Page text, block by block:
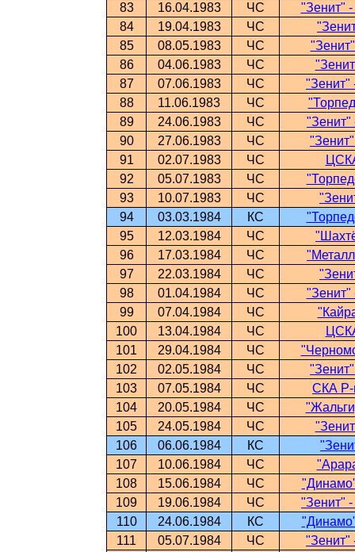
83
16.04.1983 ЧС
"Зенит"
84
19.04.1983 ЧС
85
08.05.1983 ЧС
86
04.06.1983 ЧС
87
07.06.1983 ЧС
"Зенит"
88
11.06.1983 ЧС
89
24.06.1983 ЧС
"Зенит"
90
27.06.1983 ЧС
91
02.07.1983 ЧС
92
05.07.1983 ЧС
93
10.07.1983 ЧС
94
03.03.1984 КС
95
12.03.1984 ЧС
96
17.03.1984 ЧС
97
22.03.1984 ЧС
98
01.04.1984 ЧС
"Зенит"
99
07.04.1984 ЧС
100
13.04.1984 ЧС
101
29.04.1984 ЧС
102
02.05.1984 ЧС
103
07.05.1984 ЧС
СКА Р-
104
20.05.1984 ЧС
105
24.05.1984 ЧС
106
06.06.1984 КС
107
10.06.1984 ЧС
108
15.06.1984 ЧС
109
19.06.1984 ЧС
"Зенит"
110
24.06.1984 КС
111
05.07.1984 ЧС
"Зенит"